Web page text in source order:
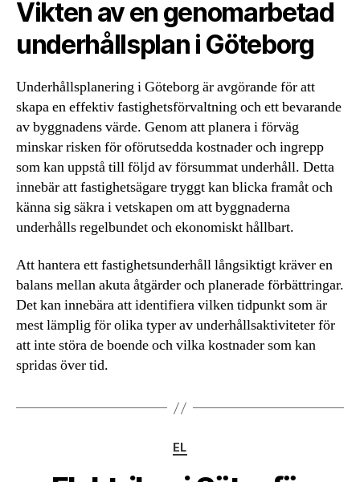
Vikten av en genomarbetad
underhållsplan i Göteborg
Underhållsplanering i Göteborg är avgörande för att
skapa en effektiv fastighetsförvaltning och ett bevarande
av byggnadens värde. Genom att planera i förväg
minskar risken för oförutsedda kostnader och ingrepp
som kan uppstå till följd av försummat underhåll. Detta
innebär att fastighetsägare tryggt kan blicka framåt och
känna sig säkra i vetskapen om att byggnaderna
underhålls regelbundet och ekonomiskt hållbart.
Att hantera ett fastighetsunderhåll långsiktigt kräver en
balans mellan akuta åtgärder och planerade förbättringar.
Det kan innebära att identifiera vilken tidpunkt som är
mest lämplig för olika typer av underhållsaktiviteter för
att inte störa de boende och vilka kostnader som kan
spridas över tid.
Kategorier
EL